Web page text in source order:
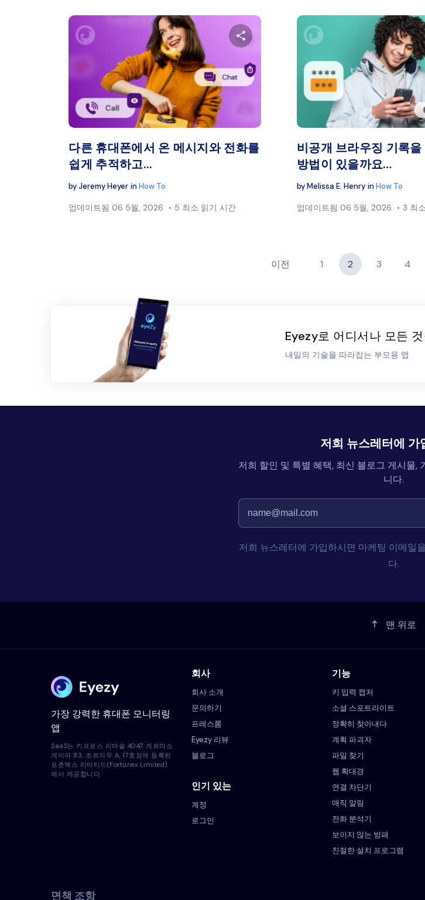
이 글을 공유하세요
링크 복사
다른 휴대폰에서 온 메시지와 전화를
쉽게 추적하고...
byJeremy Heyer inHow To
업데이트됨 06 5월, 2026 5 최소 읽기 시간
비공개 브라우징 기록
방법이 있을까요…
byMelissa E. Henry in How To
업데이트됨 06 5월, 2026 3 최
이전 1 2 3 4
Eyezy로 어디서나 모든
내일의 기술을 따라잡는 부모용 앱
저희 뉴스레터에 가
저희 할인 및 특별 혜택, 최신 블로그 게시물,
니다.
저희 뉴스레터에 가입하시면 마케팅 이메일
다.
맨 위로
가장 강력한 휴대폰 모니터링
앱
SaaS는 키프로스 리마솔 4047 게르마소
게이아 83, 조르지우 A, 17호점에 등록된
포춘엑스 리미티드(Fortunex Limited)
에서 제공합니다.
회사
회사 소개
문의하기
프레스룸
Eyezy 리뷰
블로그
인기 있는
계정
로그인
기능
키 입력 캡처
소셜 스포트라이트
정확히 찾아내다
계획 파괴자
파일 찾기
웹 확대경
연결 차단기
매직 알림
전화 분석기
보이지 않는 방패
친절한 설치 프로그램
면책 조항